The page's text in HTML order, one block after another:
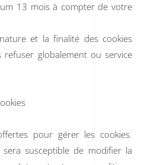
13 mois à compter de votre
et la finalité des cookies
refuser globalement ou service
pour gérer les cookies.
susceptible de modifier la